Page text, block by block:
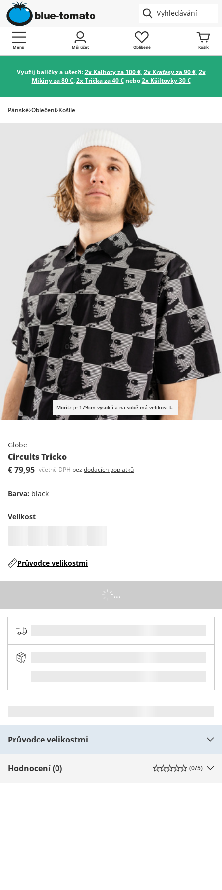
Menu Můj účet Oblíbené Košík
Využij balíčky a ušetři:2x Kalhoty za 100 €,2x Kraťasy za 90 €,2x
Mikiny za 80 €,2x Trička za 40 €nebo2x Kšiltovky 30 €
Pánské Oblečení Košile
Moritz je 179cm vysoká a na sobě má velikost L.
Globe
Circuits Tricko
€ 79,95 včetně DPH bez dodacích poplatků
Barva: black
Velikost
Průvodce velikostmi
...
Průvodce velikostmi
Hodnocení (0) (0/5)